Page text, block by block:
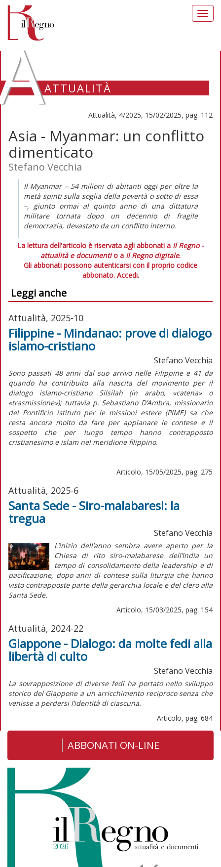
ATTUALITÀ
Attualità, 4/2025, 15/02/2025, pag. 112
Asia - Myanmar: un conflitto
dimenticato
Stefano Vecchia
Il Myanmar – 54 milioni di abitanti oggi per oltre la
metà spinti sulla soglia della povertà o sotto di essa
–, giunto ormai al quinto anno di una dittatura
militare tornata dopo un decennio di fragile
democrazia, devastato da un conflitto interno.
La lettura dell'articolo è riservata agli abbonati a Il Regno -
attualità e documentio a Il Regno digitale.
Gli abbonati possono autenticarsi con il proprio codice
abbonato. Accedi.
Leggi anche
Attualità, 2025-10
Filippine - Mindanao: prove di dialogo
islamo-cristiano
Stefano Vecchia
Sono passati 48 anni dal suo arrivo nelle Filippine e 41 da
quando ha contribuito alla nascita del movimento per il
dialogo islamo-cristiano Silsilah (in arabo, «catena» o
«trasmissione»); tuttavia p. Sebastiano D’Ambra, missionario
del Pontificio istituto per le missioni estere (PIME) sa che
resta ancora molto da fare per appianare le contese e il
sospetto che per lungo tempo hanno contrapposto
cristianesimo e islam nel meridione filippino.
Articolo, 15/05/2025, pag. 275
Attualità, 2025-6
Santa Sede - Siro-malabaresi: la
tregua
Stefano Vecchia
L’iniziodell’anno sembra avere aperto per la
Chiesa di rito siro-malabarese dell’India un
tempo di consolidamento della leadership e di
pacificazione, dopo anni di contese sulla liturgia che hanno
visto contrapposte parte della gerarchia locale e del clero alla
Santa Sede.
Articolo, 15/03/2025, pag. 154
Attualità, 2024-22
Giappone - Dialogo: da molte fedi alla
libertà di culto
Stefano Vecchia
La sovrapposizione di diverse fedi ha portato nello sviluppo
storico del Giappone a un arricchimento reciproco senza che
venisse a perdersi l’identità di ciascuna.
Articolo, pag. 684
ABBONATI ON-LINE